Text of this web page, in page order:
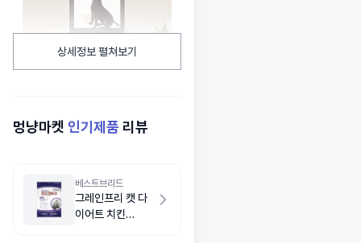
상세정보 펼쳐보기
멍냥마켓 인기제품 리뷰
베스트브리드
그레인프리 캣 다
이어트 치킨